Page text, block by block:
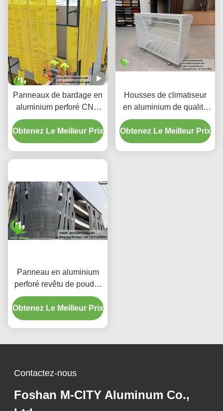
Panneaux de bardage en
aluminium perforé CNC
personnalisés avec
alliage 3003 H14/H24 et
revêtement PVDF pour
Obtenez Le Meilleur Prix
Housses de climatiseur
en aluminium de qualité
supérieure | Écrans de
protection décoratifs
Obtenez Le Meilleur Prix
Panneau en aluminium
perforé revêtu de poudre
avec couleurs RAL
personnalisées et motifs
de découpe laser pour
Obtenez Le Meilleur Prix
Contactez-nous
Foshan M-CITY Aluminum Co.,